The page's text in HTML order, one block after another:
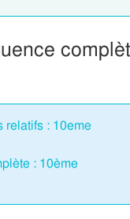
relatifs : 10eme
: 10ème